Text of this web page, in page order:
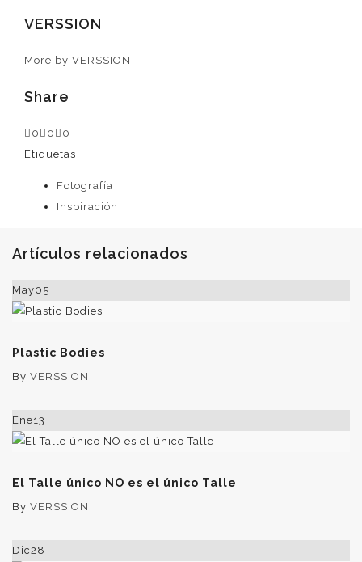
VERSSION
More by VERSSION
Share
0 0
0
Etiquetas
Fotografía
Inspiración
Artículos relacionados
May05
Plastic Bodies
By VERSSION
Ene13
El Talle único NO es el único Talle
By VERSSION
Dic28